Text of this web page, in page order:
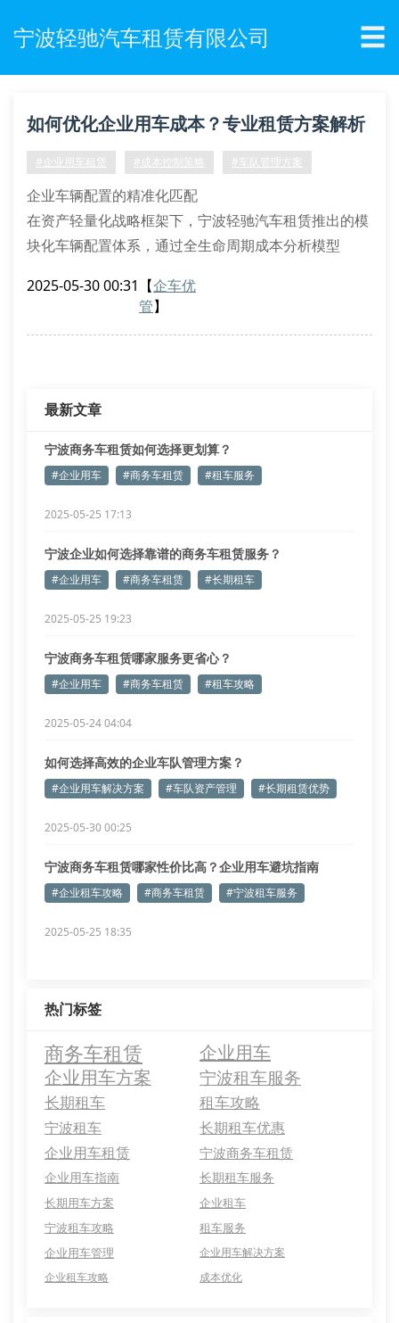
宁波轻驰汽车租赁有限公司 ☰
如何优化企业用车成本？专业租赁方案解析
#企业用车租赁 #成本控制策略 #车队管理方案
企业车辆配置的精准化匹配
在资产轻量化战略框架下，宁波轻驰汽车租赁推出的模
块化车辆配置体系，通过全生命周期成本分析模型
我们的车辆资源池涵盖低排放混合动力商务舱、智能网
2025-05-30 00:31 【企车优
管】
最新文章
宁波商务车租赁如何选择更划算？
#企业用车 #商务车租赁 #租车服务
2025-05-25 17:13
宁波企业如何选择靠谱的商务车租赁服务？
#企业用车 #商务车租赁 #长期租车
2025-05-25 19:23
宁波商务车租赁哪家服务更省心？
#企业用车 #商务车租赁 #租车攻略
2025-05-24 04:04
如何选择高效的企业车队管理方案？
#企业用车解决方案 #车队资产管理 #长期租赁优势
2025-05-30 00:25
宁波商务车租赁哪家性价比高？企业用车避坑指南
#企业租车攻略 #商务车租赁 #宁波租车服务
2025-05-25 18:35
热门标签
商务车租赁
企业用车
企业用车方案
宁波租车服务
长期租车 租车攻略
宁波租车
长期租车优惠
企业用车租赁
宁波商务车租赁
企业用车指南 长期租车服务
长期用车方案
企业租车
宁波租车攻略
租车服务
企业用车管理
企业用车解决方案
企业租车攻略
成本优化